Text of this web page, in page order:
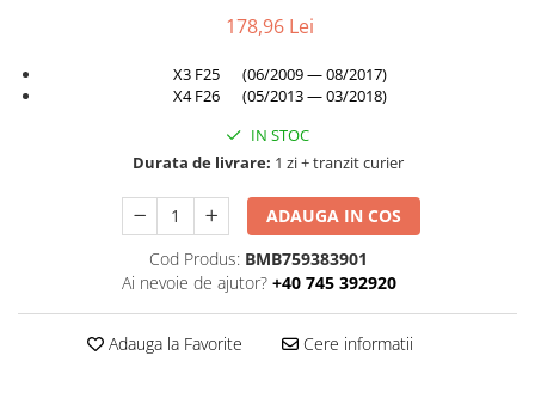
Capac fata motor
Capitonaj
Elemente caroserie
Ungere
178,96 Lei
X3 F25 (06/2009 — 08/2017)
X4 F26 (05/2013 — 03/2018)
IN STOC
Durata de livrare: 1 zi + tranzit curier
ADAUGA IN COS
Cod Produs: BMB759383901
Ai nevoie de ajutor? +40 745 392920
Adauga la Favorite Cere informatii